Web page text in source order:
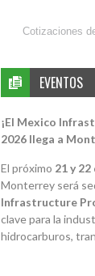
Cotizaciones
EVENTOS
¡El Mexico
2026 llega a
El próximo 21 y
Monterrey será
Infrastructure
clave para la
hidrocarburos,